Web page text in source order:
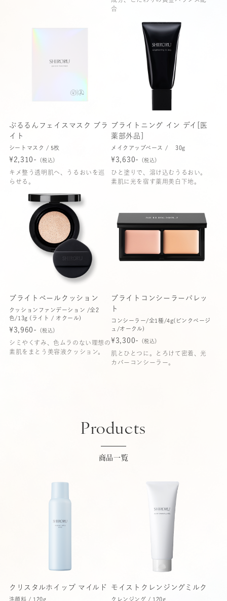
合
ぷるるんフェイスマスク ブラ
イト
シートマスク / 5枚
¥2,310- （税込）
キメ整う透明肌へ、うるおいを巡
らせる。
ブライトニング イン デイ[医
薬部外品]
メイクアップベース / 30g
¥3,630- （税込）
ひと塗りで、溶け込むうるおい。
素肌に光を宿す薬用美白下地。
ブライトベールクッション
クッションファンデーション /全2
色/13g (ライト / オクール)
¥3,960- （税込）
シミやくすみ、色ムラのない理想の
素肌をまとう美容液クッション。
ブライトコンシーラーパレッ
ト
コンシーラー/全1種/4g(ピンクベージ
ュ/オークル)
¥3,300- （税込）
肌とひとつに。とろけて密着、光
カバーコンシーラー。
Products
商品一覧
クリスタルホイップ マイルド
洗顔料 / 120g
モイストクレンジングミルク
クレンジング / 120g